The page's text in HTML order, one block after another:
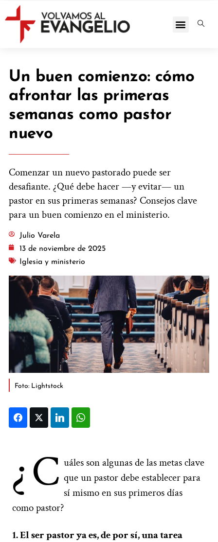
Un buen comienzo: cómo
afrontar las primeras
semanas como pastor
nuevo
Comenzar un nuevo pastorado puede ser
desafiante. ¿Qué debe hacer —y evitar— un
pastor en sus primeras semanas? Consejos clave
para un buen comienzo en el ministerio.
Julio Varela
13 de noviembre de 2025
Iglesia y ministerio
Foto: Lightstock
FacebookTwitter LinkedIn
¿C uáles son algunas de las metas clave
que un pastor debe establecer para
sí mismo en sus primeros días
como pastor?
1. El ser pastor ya es, de por sí, una tarea